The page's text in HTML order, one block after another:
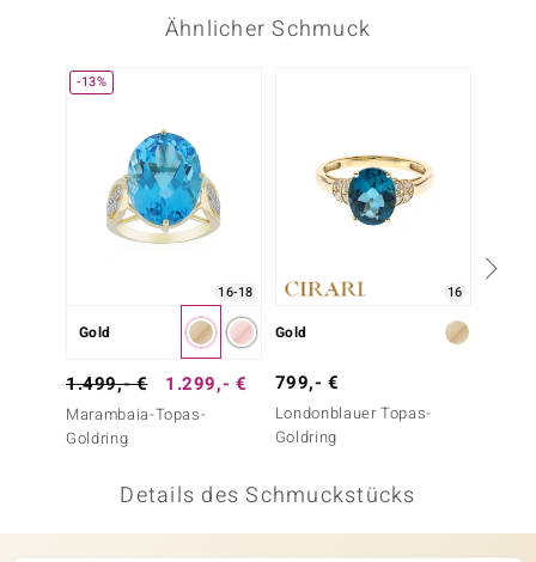
Ähnlicher Schmuck
-13%
16-18
Gold
1.499,- € 1.299,- €
Marambaia-Topas-
Goldring
16
Gold
799,- €
Londonblauer Topas-
Goldring
Details des Schmuckstücks